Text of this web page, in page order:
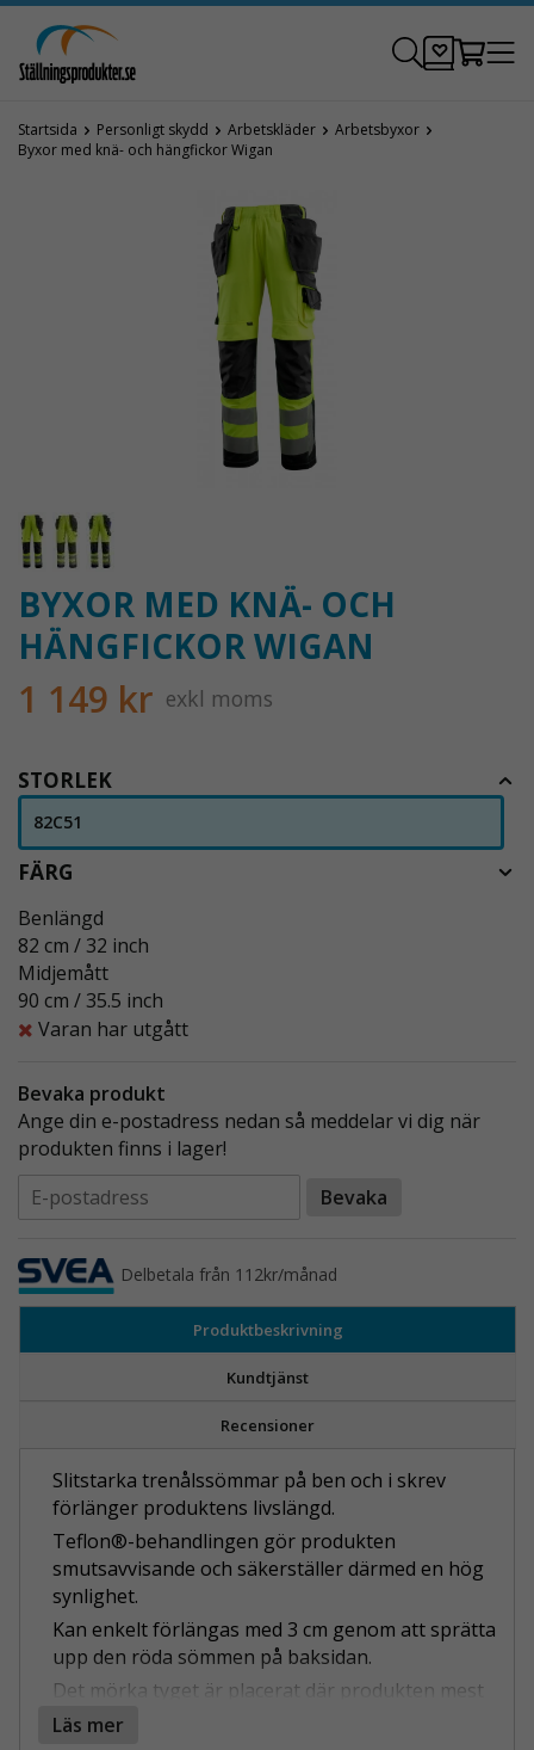
Startsida Personligt skydd Arbetskläder
Arbetsbyxor
Byxor med knä- och hängfickor Wigan
BYXOR MED KNÄ- OCH
HÄNGFICKOR WIGAN
1 149 kr exkl moms
STORLEK
82C51
FÄRG
Benlängd
82 cm / 32 inch
Midjemått
90 cm / 35.5 inch
Varan har utgått
Bevaka produkt
Ange din e-postadress nedan så meddelar vi dig när
produkten finns i lager!
Bevaka
Delbetala från 112kr/månad
Produktbeskrivning
Kundtjänst
Recensioner
Slitstarka trenålssömmar på ben och i skrev
förlänger produktens livslängd.
Teflon®-behandlingen gör produkten
smutsavvisande och säkerställer därmed en hög
synlighet.
Kan enkelt förlängas med 3 cm genom att sprätta
upp den röda sömmen på baksidan.
Det mörka tyget är placerat där produkten mest
utsätts för smuts.
Läs mer